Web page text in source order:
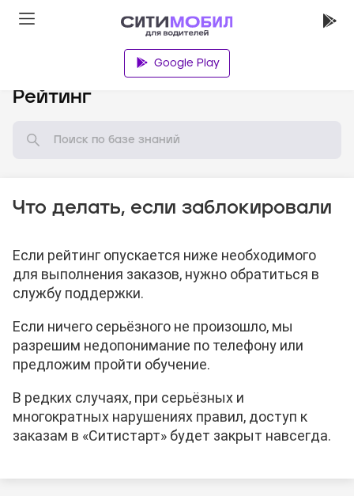
Google Play
Рейтинг
Что делать, если заблокировали
Если рейтинг опускается ниже необходимого
для выполнения заказов, нужно обратиться в
службу поддержки.
Если ничего серьёзного не произошло, мы
разрешим недопонимание по телефону или
предложим пройти обучение.
В редких случаях, при серьёзных и
многократных нарушениях правил, доступ к
заказам в «Ситистарт» будет закрыт навсегда.